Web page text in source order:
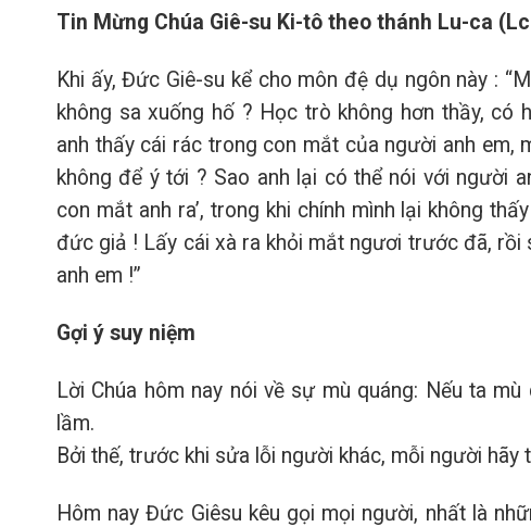
Tin Mừng Chúa Giê-su Ki-tô theo thánh Lu-ca
Khi ấy, Đức Giê-su kể cho môn đệ dụ ngôn này :
không sa xuống hố ? Học trò không hơn thầy,
anh thấy cái rác trong con mắt của người anh em,
không để ý tới ? Sao anh lại có thể nói với người
con mắt anh ra’, trong khi chính mình lại không
đức giả ! Lấy cái xà ra khỏi mắt ngươi trước đã,
anh em !”
Gợi ý suy niệm
Lời Chúa hôm nay nói về sự mù quáng: Nếu ta
lầm.
Bởi thế, trước khi sửa lỗi người khác, mỗi người hãy
Hôm nay Đức Giêsu kêu gọi mọi người, nhất là